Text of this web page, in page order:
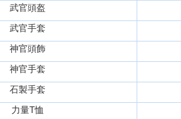
武官頭盔
武官手套
神官頭飾
神官手套
石製手套
力量T恤